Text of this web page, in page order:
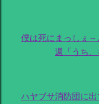
僕は死にまっしぇ
週「うち、
ハヤブサ消防団に